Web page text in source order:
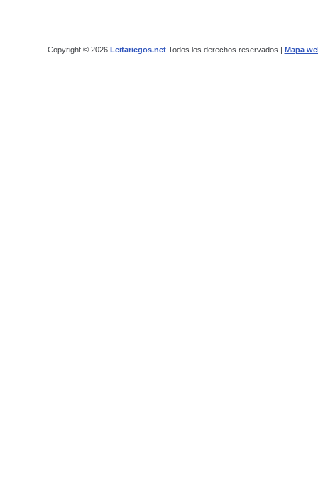
Copyright © 2026 Leitariegos.netTodos los derechos reservados | Mapa